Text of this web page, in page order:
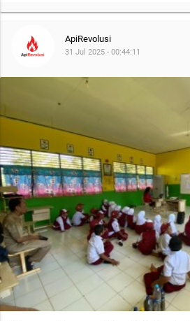
ApiRevolusi
31 Jul 2025 - 00:44:11